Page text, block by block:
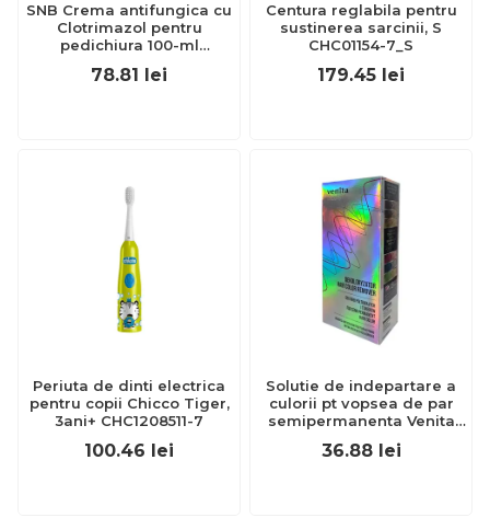
SNB Crema antifungica cu
Clotrimazol pentru
pedichiura 100-ml
EXL359_918
78.81 lei
Centura reglabila pentru
sustinerea sarcinii, S
CHC01154-7_S
179.45 lei
Periuta de dinti electrica
pentru copii Chicco Tiger,
3ani+ CHC1208511-7
100.46 lei
Solutie de indepartare a
culorii pt vopsea de par
semipermanenta Venita
Hair Color Remover, 115ml
15 ml
36.88 lei